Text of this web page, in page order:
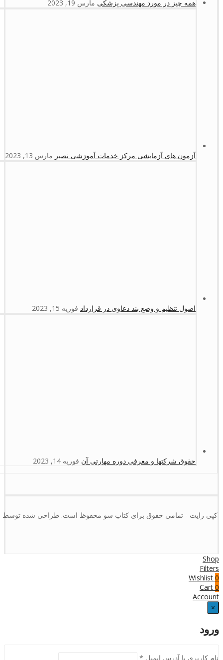
همه چیز در مورد مهندسی پزشکی مارس 19, 2023
آزمون های آزمایشی مرکز خدمات آموزشی نصیر مارس 13, 2023
اصول تنظیم و وضع بند دعاوی در قرارداد فوریه 15, 2023
حقوق شرکتها و معرفی دوره مهارتی آن فوریه 14, 2023
کپی رایت - تمامی حقوق برای کتاب سو محفوظ است. طراحی شده
Shop
Filters
0
Wishlist
0
Cart
Account
×
ورود
نام کاربری یا آدرس ایمیل *